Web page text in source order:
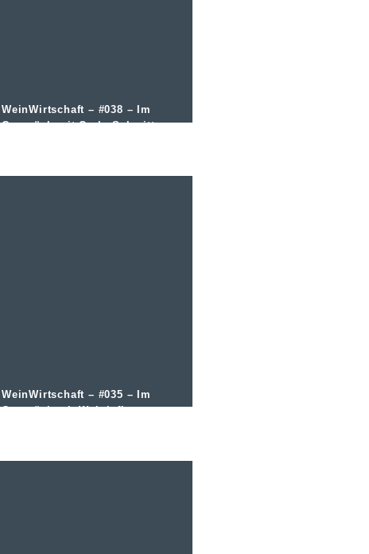
WeinWirtschaft – #038 – Im
Gespräch mit Carlo Schmitt
WeinWirtschaft – #035 – Im
Gespräch mit Weininfluencer